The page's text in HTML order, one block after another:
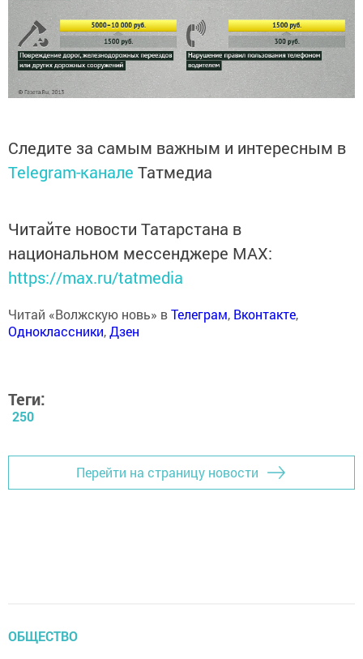
Следите за самым важным и интересным в
Telegram-канале Татмедиа
Читайте новости Татарстана в
национальном мессенджере MАХ:
https://max.ru/tatmedia
Читай «Волжскую новь» вТелеграм, Вконтакте,
Одноклассники,Дзен
Теги:
250
Перейти на страницу новости
ОБЩЕСТВО